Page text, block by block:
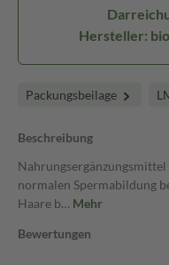
Hersteller:
Packungsbeilage
Beschreibung
Nahrungsergänzungsmittel
normalen Spermabildung
Haare b… Mehr
Bewertungen